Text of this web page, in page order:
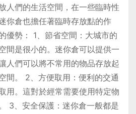
人們的生活空間，在一些臨時性
你倉也擔任著臨時存放點的作
優勢： 1、節省空間：大城市的
間是很小的。迷你倉可以提供一
人們可以將不常用的物品存放起
間。 2、方便取用：便利的交通
用。這對於經常需要使用特定物
3、安全保護：迷你倉一般都是